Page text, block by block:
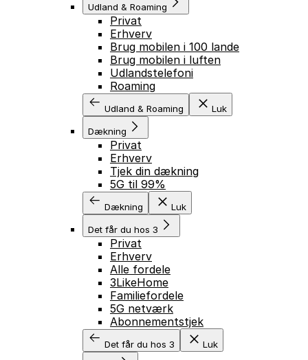
Udland & Roaming
Privat
Erhverv
Brug mobilen i 100 lande
Brug mobilen i luften
Udlandstelefoni
Roaming
Udland & Roaming Luk
Dækning
Privat
Erhverv
Tjek din dækning
5G til 99%
Dækning Luk
Det får du hos 3
Privat
Erhverv
Alle fordele
3LikeHome
Familiefordele
5G netværk
Abonnementstjek
Det får du hos 3 Luk